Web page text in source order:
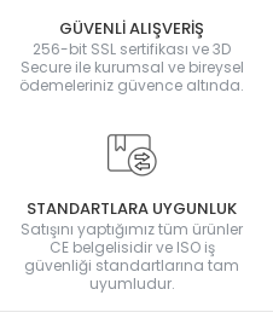
GÜVENLİ ALIŞVERİŞ
256-bit SSL sertifikası ve 3D
Secure ile kurumsal ve bireysel
ödemeleriniz güvence altında.
STANDARTLARA UYGUNLUK
Satışını yaptığımız tüm ürünler
CE belgelisidir ve ISO iş
güvenliği standartlarına tam
uyumludur.